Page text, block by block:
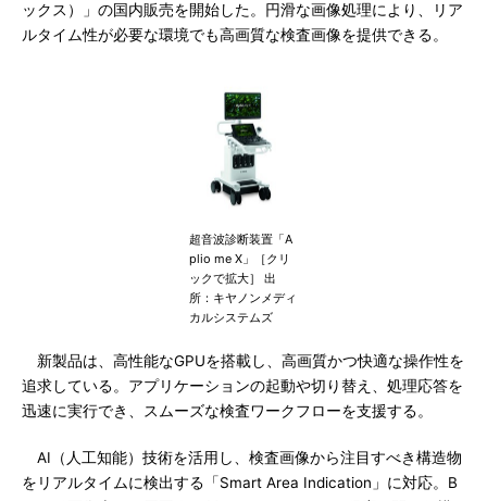
ックス）」の国内販売を開始した。円滑な画像処理により、リア
ルタイム性が必要な環境でも高画質な検査画像を提供できる。
超音波診断装置「A
plio me X」［クリ
ックで拡大］ 出
所：キヤノンメディ
カルシステムズ
新製品は、高性能なGPUを搭載し、高画質かつ快適な操作性を
追求している。アプリケーションの起動や切り替え、処理応答を
迅速に実行でき、スムーズな検査ワークフローを支援する。
AI（人工知能）技術を活用し、検査画像から注目すべき構造物
をリアルタイムに検出する「Smart Area Indication」に対応。B